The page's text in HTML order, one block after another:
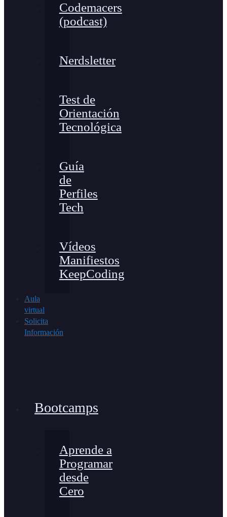
Codemacers
(podcast)
Nerdsletter
Test de
Orientación
Tecnológica
Guía
de
Perfiles
Tech
Vídeos
Manifiestos
KeepCoding
Aula
virtual
Solicita
Información
Bootcamps
Aprende a
Programar
desde
Cero